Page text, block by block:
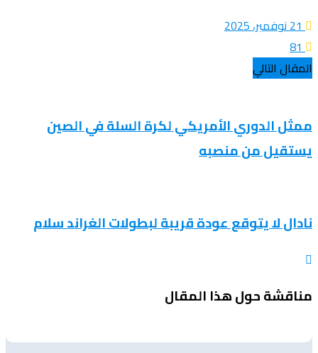
21 نوفمبر، 2025
81
المقال التالي
ممثل الدوري الأمريكي لكرة السلة في الصين
يستقيل من منصبه
نادال لا يتوقع عودة قريبة لبطولات الغراند سلام
مناقشة حول هذا المقال